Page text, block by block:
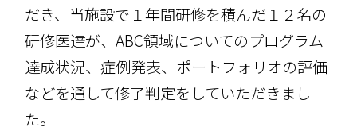
だき、当施設で１年間研修を積んだ１２名の
研修医達が、ABC領域についてのプログラム
達成状況、症例発表、ポートフォリオの評価
などを通して修了判定をしていただきまし
た。